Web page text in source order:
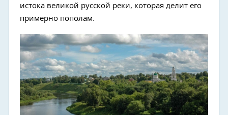
истока великой русской реки, которая делит его
примерно пополам.